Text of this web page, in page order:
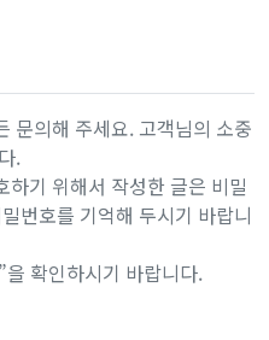
문의해 주세요. 고객님의 소중
.
기 위해서 작성한 글은 비밀
번호를 기억해 두시기 바랍니
”을 확인하시기 바랍니다.